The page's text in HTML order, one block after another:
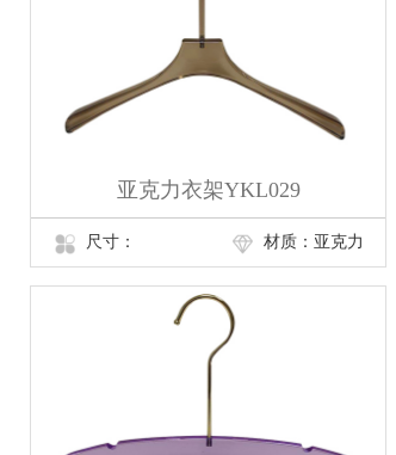
亚克力衣架YKL029
尺寸： 材质：亚克力